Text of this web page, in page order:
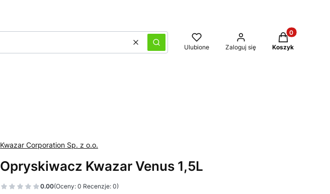
WyczyśćSzukaj Ulubione Zaloguj się
Produkty w
Koszyk
Kwazar Corporation Sp. z o.o.
Opryskiwacz Kwazar Venus 1,5L
0.00(Oceny: 0 Recenzje: 0)